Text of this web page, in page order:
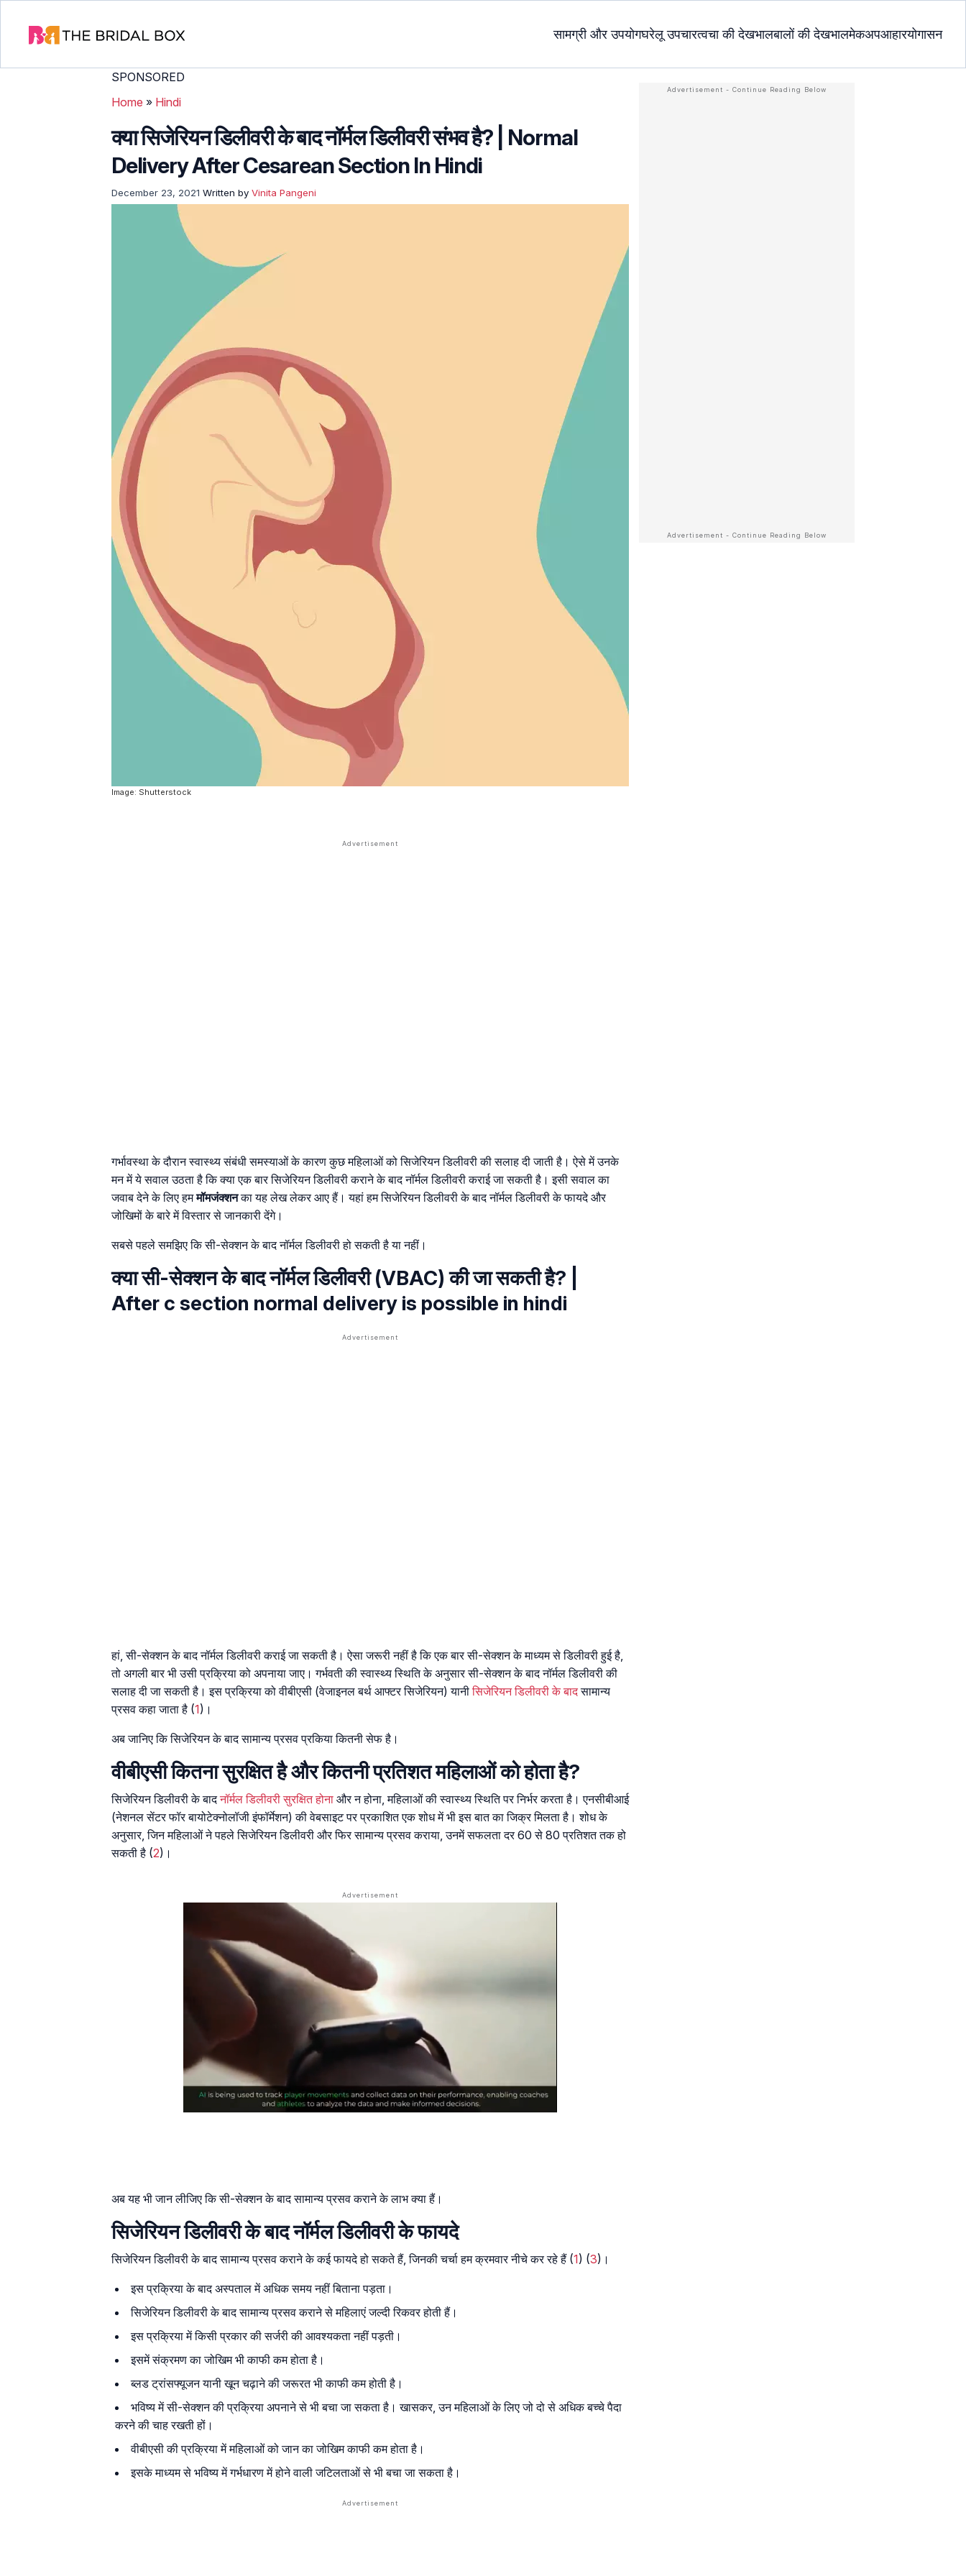
सामग्री और उपयोगघरेलू उपचारत्वचा की देखभालबालों की देखभालमेकअपआहारयोगासन
SPONSORED
Home » Hindi
क्या सिजेरियन डिलीवरी के बाद नॉर्मल डिलीवरी संभव है? | Normal
Delivery After Cesarean Section In Hindi
December 23, 2021 Written by Vinita Pangeni
Image: Shutterstock
गर्भावस्था के दौरान स्वास्थ्य संबंधी समस्याओं के कारण कुछ महिलाओं को सिजेरियन डिलीवरी की सलाह दी जाती है। ऐसे में उनके
मन में ये सवाल उठता है कि क्या एक बार सिजेरियन डिलीवरी कराने के बाद नॉर्मल डिलीवरी कराई जा सकती है। इसी सवाल का
जवाब देने के लिए हममॉमजंक्शनका यह लेख लेकर आए हैं। यहां हम सिजेरियन डिलीवरी के बाद नॉर्मल डिलीवरी के फायदे और
जोखिमों के बारे में विस्तार से जानकारी देंगे।
सबसे पहले समझिए कि सी-सेक्शन के बाद नॉर्मल डिलीवरी हो सकती है या नहीं।
क्या सी-सेक्शन के बाद नॉर्मल डिलीवरी (VBAC) की जा सकती है? |
After c section normal delivery is possible in hindi
हां, सी-सेक्शन के बाद नॉर्मल डिलीवरी कराई जा सकती है। ऐसा जरूरी नहीं है कि एक बार सी-सेक्शन के माध्यम से डिलीवरी हुई है,
तो अगली बार भी उसी प्रक्रिया को अपनाया जाए। गर्भवती की स्वास्थ्य स्थिति के अनुसार सी-सेक्शन के बाद नॉर्मल डिलीवरी की
सलाह दी जा सकती है। इस प्रक्रिया को वीबीएसी (वेजाइनल बर्थ आफ्टर सिजेरियन) यानीसिजेरियन डिलीवरी के बादसामान्य
प्रसव कहा जाता है (1)।
अब जानिए कि सिजेरियन के बाद सामान्य प्रसव प्रकिया कितनी सेफ है।
वीबीएसी कितना सुरक्षित है और कितनी प्रतिशत महिलाओं को होता है?
सिजेरियन डिलीवरी के बादनॉर्मल डिलीवरी सुरक्षित होना और न होना, महिलाओं की स्वास्थ्य स्थिति पर निर्भर करता है। एनसीबीआई
(नेशनल सेंटर फॉर बायोटेक्नोलॉजी इंफॉर्मेशन) की वेबसाइट पर प्रकाशित एक शोध में भी इस बात का जिक्र मिलता है। शोध के
अनुसार, जिन महिलाओं ने पहले सिजेरियन डिलीवरी और फिर सामान्य प्रसव कराया, उनमें सफलता दर 60 से 80 प्रतिशत तक हो
सकती है (2)।
अब यह भी जान लीजिए कि सी-सेक्शन के बाद सामान्य प्रसव कराने के लाभ क्या हैं।
सिजेरियन डिलीवरी के बाद नॉर्मल डिलीवरी के फायदे
सिजेरियन डिलीवरी के बाद सामान्य प्रसव कराने के कई फायदे हो सकते हैं, जिनकी चर्चा हम क्रमवार नीचे कर रहे हैं (1) (3)।
इस प्रक्रिया के बाद अस्पताल में अधिक समय नहीं बिताना पड़ता।
सिजेरियन डिलीवरी के बाद सामान्य प्रसव कराने से महिलाएं जल्दी रिकवर होती हैं।
इस प्रक्रिया में किसी प्रकार की सर्जरी की आवश्यकता नहीं पड़ती।
इसमें संक्रमण का जोखिम भी काफी कम होता है।
ब्लड ट्रांसफ्यूजन यानी खून चढ़ाने की जरूरत भी काफी कम होती है।
भविष्य में सी-सेक्शन की प्रक्रिया अपनाने से भी बचा जा सकता है। खासकर, उन महिलाओं के लिए जो दो से अधिक बच्चे पैदा
करने की चाह रखती हों।
वीबीएसी की प्रक्रिया में महिलाओं को जान का जोखिम काफी कम होता है।
इसके माध्यम से भविष्य में गर्भधारण में होने वाली जटिलताओं से भी बचा जा सकता है।